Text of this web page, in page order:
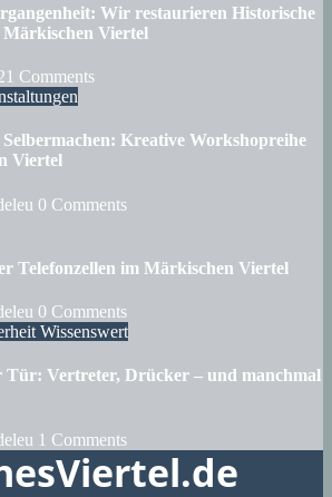
Wir restaurieren Historische
Viertel
Comments
Kreative Workshopreihe
Viertel
0 Comments
Telefonzellen im Märkischen Viertel
0 Comments
Wissenswert
Tür: Vertreter, Drücker – und manchmal
1 Comments